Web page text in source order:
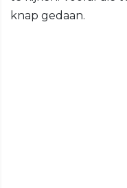
knap gedaan.